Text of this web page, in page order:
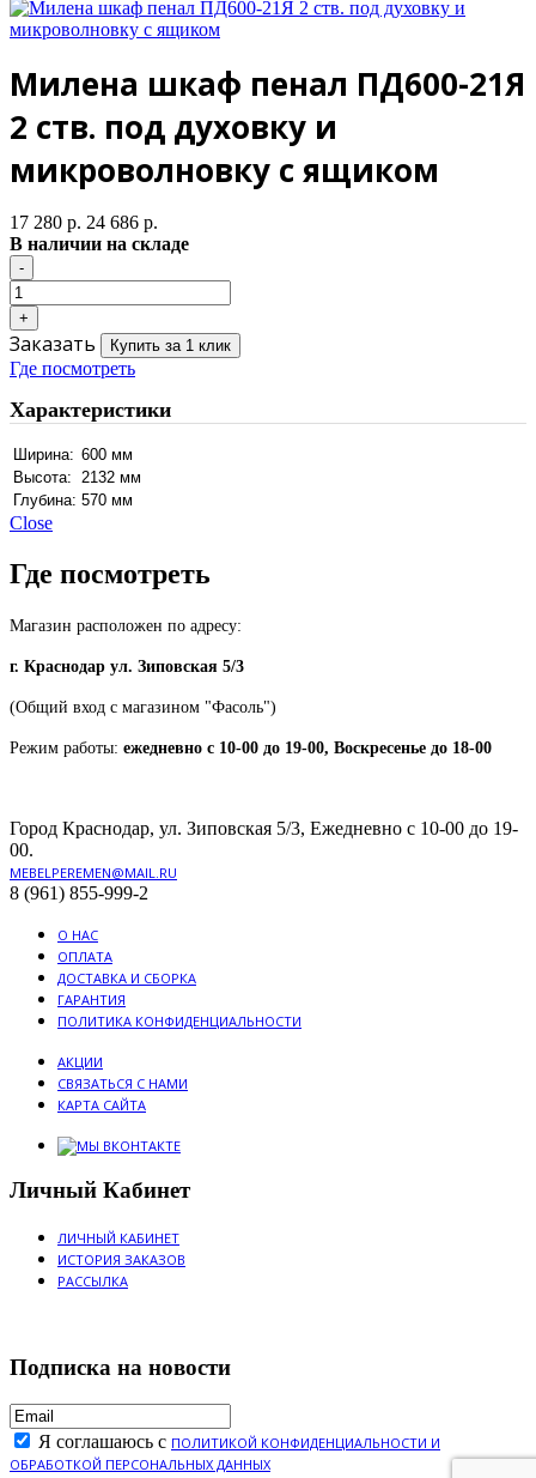
Милена шкаф пенал ПД600-21Я
2 ств. под духовку и
микроволновку с ящиком
17 280 р. 24 686 р.
В наличии на складе
Заказать Купить за 1 клик
Где посмотреть
Характеристики
Ширина: 600 мм
Высота:
2132 мм
Глубина: 570 мм
Close
Где посмотреть
Магазин расположен по адресу:
г. Краснодар ул. Зиповская 5/3
(Общий вход с магазином "Фасоль")
Режим работы: ежедневно с 10-00 до 19-00, Воскресенье до 18-00
Город Краснодар, ул. Зиповская 5/3, Ежедневно с 10-00 до 19-
00.
MEBELPEREMEN@MAIL.RU
8 (961) 855-999-2
О НАС
ОПЛАТА
ДОСТАВКА И СБОРКА
ГАРАНТИЯ
ПОЛИТИКА КОНФИДЕНЦИАЛЬНОСТИ
АКЦИИ
СВЯЗАТЬСЯ С НАМИ
КАРТА САЙТА
Личный Кабинет
ЛИЧНЫЙ КАБИНЕТ
ИСТОРИЯ ЗАКАЗОВ
РАССЫЛКА
Подписка на новости
Я соглашаюсь с ПОЛИТИКОЙ КОНФИДЕНЦИАЛЬНОСТИ И
ОБРАБОТКОЙ ПЕРСОНАЛЬНЫХ ДАННЫХ